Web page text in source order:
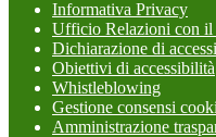
Informativa Privacy
Ufficio Relazioni con il
Dichiarazione di
Obiettivi di accessibilità
Whistleblowing
Gestione consensi
Amministrazione